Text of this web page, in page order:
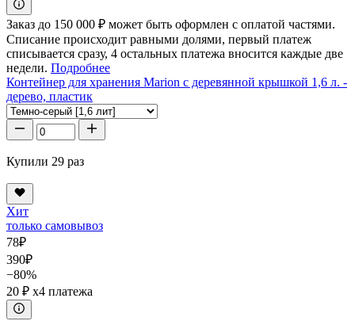
Заказ до 150 000 ₽ может быть оформлен с оплатой частями.
Списание происходит равными долями, первый платеж
списывается сразу, 4 остальных платежа вносится каждые две
недели. Подробнее
Контейнер для хранения Marion с деревянной крышкой 1,6 л. -
дерево, пластик
Купили 29 раз
Хит
только самовывоз
78₽
390₽
−80%
20 ₽ x4 платежа